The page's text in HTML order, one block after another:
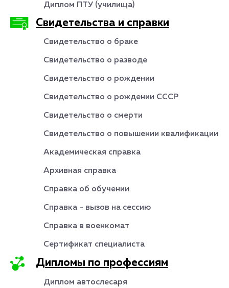
Диплом ПТУ (училища)
Свидетельства и справки
Свидетельство о браке
Свидетельство о разводе
Свидетельство о рождении
Свидетельство о рождении СССР
Свидетельство о смерти
Свидетельство о повышении квалификации
Академическая справка
Архивная справка
Справка об обучении
Справка - вызов на сессию
Справка в военкомат
Сертификат специалиста
Дипломы по профессиям
Диплом автослесаря